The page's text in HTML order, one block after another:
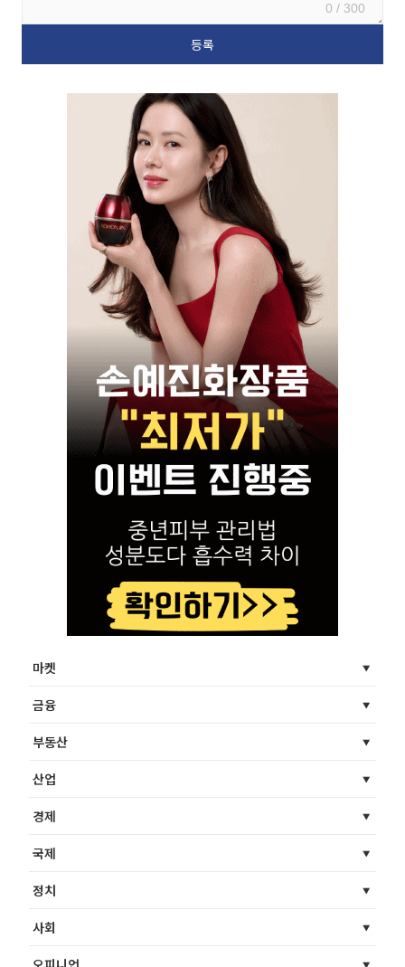
0 / 300
마켓
금융
부동산
산업
경제
국제
정치
사회